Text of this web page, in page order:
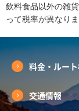
飲料食品以外の雑
って税率が異なり
料金・ルー
交通情報